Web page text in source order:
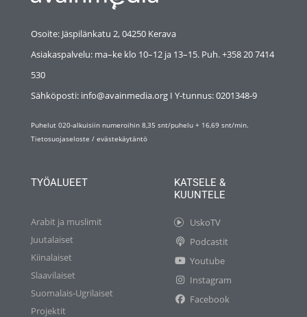
Osoite: Jäspilänkatu 2, 04250 Kerava
Asiakaspalvelu: ma–ke klo 10–12 ja 13–15. Puh. +358 20 7414
530
Sähköposti: info@avainmedia.org I Y-tunnus:0201348-9
Puhelut 020-alkuisiin numeroihin 8,35 snt/puhelu + 16,69 snt/min.
Tietosuojaseloste / evästekäytäntö
TYÖALUEET
Arabit ja muslimit
Juutalaiset
Kiinalaiset
Slaavilaiset
Suomalais-Ugrilaiset
Projektit
KATSELE &
KUUNTELE
UskoTV
Podcastit
Youtube
Instagram
Facebook